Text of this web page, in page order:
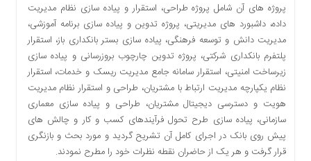
پروژه‌ های آن شامل پروژه طراحی، استقرار و پیاده سازی نظام مدیریت
داده، داشبورد های مدیریتی، پروژه تدوین و پیاده سازی برنامه آموزشی،
مدیریت دانش و توسعه فرهنگی، پیاده سازی بستر بانکداری باز، استقرار
پلتفرم بانکداری شرکتی، پروژه تدوین چارچوب بروزرسانی و پیاده سازی
زیرساخت امنیتی، استقرار سامانه جامع مدیریت ریسک و خدمات، استقرار
نظام یکپارچه مدیریت ارتباط با مشتریان، طراحی و استقرار نظام مدیریت
هویت و دسترسی دیجیتال مشتریان، طراحی و پیاده سازی معماری
سازمانی، پیاده سازی طرح تحول فرآیندهای کسب و کار و چالش های
پیش روی بانک در اجرای کامل آن تشریح گردید و مورد بحث و بازنگری
قرار گرفت و هر یک از حاضران نقطه نظرات خود را مطرح نمودند.